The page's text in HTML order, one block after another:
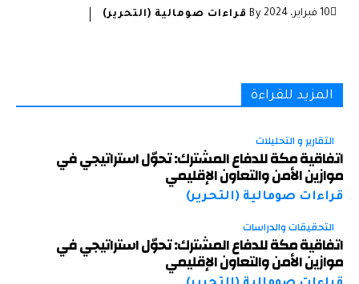
10 فبراير، 2024 By قراءات صومالية (التحرير)
المزيد للقراءة
التقارير و التحليلات
اتفاقية مكة للدفاع المشترك: تحوّل استراتيجي في
موازين الأمن والتعاون الإقليمي
قراءات صومالية (التحرير)
التحقيقات والدراسات
اتفاقية مكة للدفاع المشترك: تحوّل استراتيجي في
موازين الأمن والتعاون الإقليمي